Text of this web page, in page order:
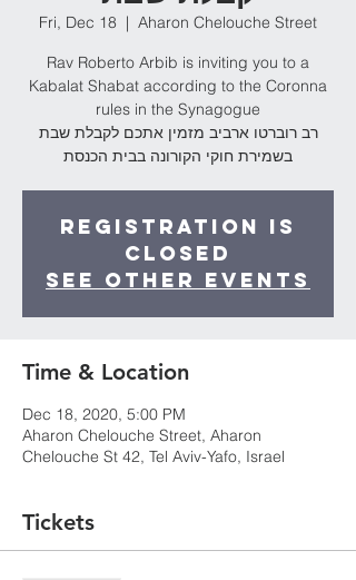
Fri, Dec 18
  |
Aharon Chelouche Street
Rav Roberto Arbib is inviting you to a
Kabalat Shabat according to the Coronna
rules in the Synagogue
רב רוברטו ארביב מזמין אתכם לקבלת שבת
בשמירת חוקי הקורונה בבית הכנסת
Registration is
Closed
See other events
Time & Location
Dec 18, 2020, 5:00 PM
Aharon Chelouche Street, Aharon
Chelouche St 42, Tel Aviv-Yafo, Israel
Tickets